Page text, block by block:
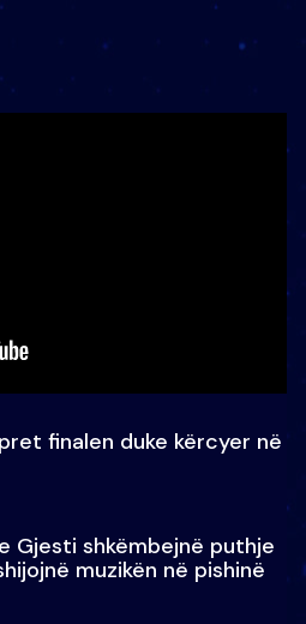
finalen duke kërcyer në
Gjesti shkëmbejnë puthje
muzikën në pishinë